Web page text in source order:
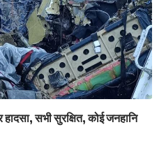
सभी सुरक्षित, कोई जनहानि